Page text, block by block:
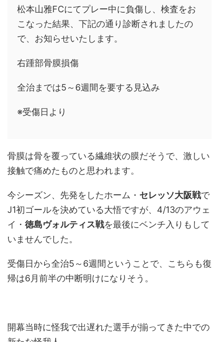
松本山雅FCにてプレー中に負傷し、検査をお
こなった結果、下記の通り診断されましたの
で、お知らせいたします。
右踵部骨膜損傷
全治までは5～6週間を要する見込み
※受傷日より
骨膜は骨を覆っている繊維状の膜だそうで、激しい
接触で痛めたものと思われます。
今シーズン、先発をしたホーム・ セレッソ大阪戦で
J1初ゴールを決めている大悟ですが、4/13のアウェ
イ・ 徳島ヴォルティス戦を最後にベンチ入りもして
いませんでした。
受傷日から全治5～6週間ということで、こちらも復
帰は6月前半の中断明けになりそう。
開幕当時に怪我で出遅れた選手が揃ってきた中での